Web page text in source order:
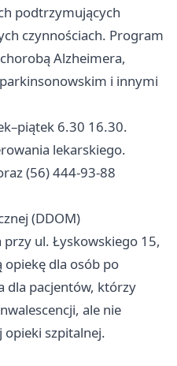
podtrzymujących
czynnościach. Program
Alzheimera,
i innymi
6.30 16.30.
lekarskiego.
(56) 444-93-88
(DDOM)
ul. Łyskowskiego 15,
opiekę dla osób po
dla pacjentów, którzy
ale nie
opieki szpitalnej.